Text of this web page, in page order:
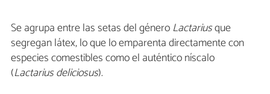
Se agrupa entre las setas del géneroLactariusque
segregan látex, lo que lo emparenta directamente con
especies comestibles como el auténtico níscalo
(Lactarius deliciosus).